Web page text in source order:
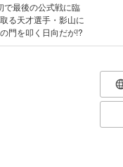
最後の公式戦に臨
る天才選手・影山に
門を叩く日向だが!?